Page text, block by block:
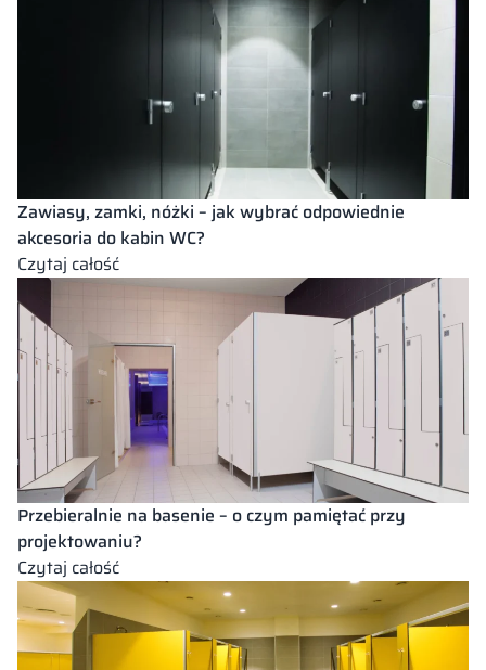
odpowiednie
biur
i
pływalni?
Zawiasy, zamki, nóżki – jak wybrać odpowiednie
akcesoria do kabin WC?
Czytaj całość:
Zawiasy,
nóżki
–
jak
wybrać
odpowiednie
akcesoria
do
kabin
WC?
Przebieralnie na basenie – o czym pamiętać przy
projektowaniu?
Czytaj całość:
Przebieralnie
na
basenie